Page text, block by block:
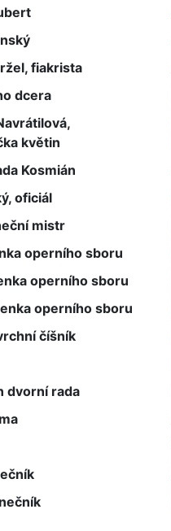
fiakrista
dcera
květin
Kosmián
oficiál
mistr
operního sboru
operního sboru
operního sboru
číšník
dvorní rada